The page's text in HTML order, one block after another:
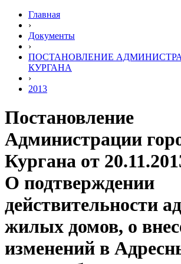
Главная
›
Документы
›
ПОСТАНОВЛЕНИЕ
КУРГАНА
›
2013
Постановление
Администрации
Кургана от
О подтверждении
действительности
жилых домов, о
изменений в